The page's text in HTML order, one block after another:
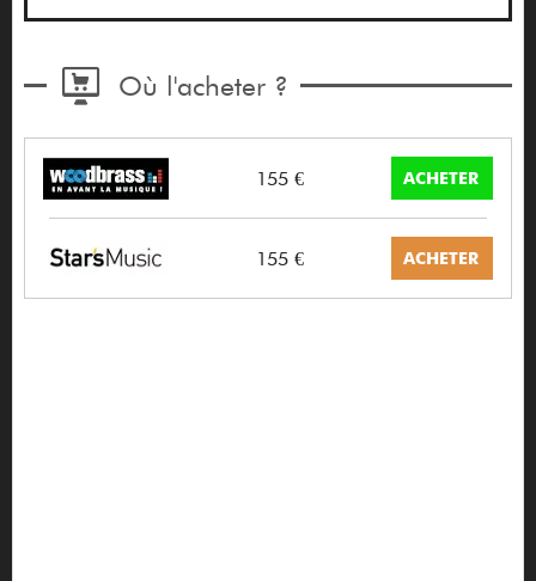
Où l'acheter ?
155 € ACHETER
155 € ACHETER